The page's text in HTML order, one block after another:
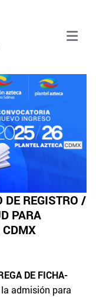
DE REGISTRO /
PARA
DE FICHA-
admisión para